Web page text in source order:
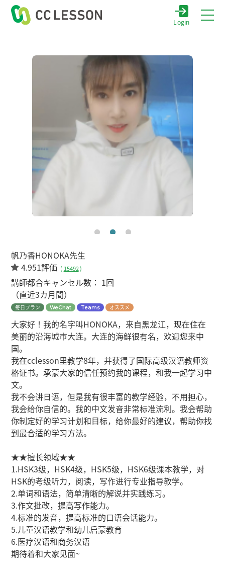
Login
帆乃香HONOKA先生
4.951評価 ( 15492)
講師都合キャンセル数： 1回
（直近3カ月間）
毎日プラン WeChat Teams オススメ
大家好！我的名字叫HONOKA，来自黑龙江，现在住在
美丽的沿海城市大连。大连的海鲜很有名，欢迎您来中
国。
我在cclesson里教学8年，并获得了国际高级汉语教师资
格证书。承蒙大家的信任预约我的课程，和我一起学习中
文。
我不会讲日语，但是我有很丰富的教学经验，不用担心，
我会给你自信的。我的中文发音非常标准流利。我会帮助
你制定好的学习计划和目标，给你最好的建议，帮助你找
到最合适的学习方法。
★★擅长领域★★
1.HSK3级，HSK4级，HSK5级，HSK6级课本教学，对
HSK的考级听力，阅读，写作进行专业指导教学。
2.单词和语法，简单清晰的解说并实践练习。
3.作文批改，提高写作能力。
4.标准的发音，提高标准的口语会话能力。
5.儿童汉语教学和幼儿启蒙教育
6.医疗汉语和商务汉语
期待着和大家见面~